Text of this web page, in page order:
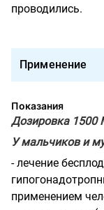
проводились.
Применение
Показания
Дозировка 1500
У мальчиков и
- лечение
применением